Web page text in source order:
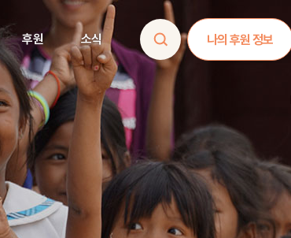
후원 소식 나의 후원 정보